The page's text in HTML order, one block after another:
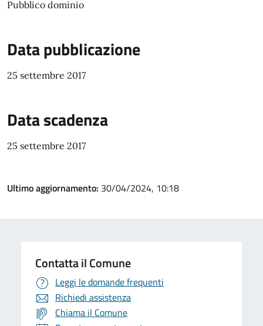
Pubblico dominio
Data pubblicazione
25 settembre 2017
Data scadenza
25 settembre 2017
Ultimo aggiornamento: 30/04/2024, 10:18
Contatta il Comune
Leggi le domande frequenti
Richiedi assistenza
Chiama il Comune